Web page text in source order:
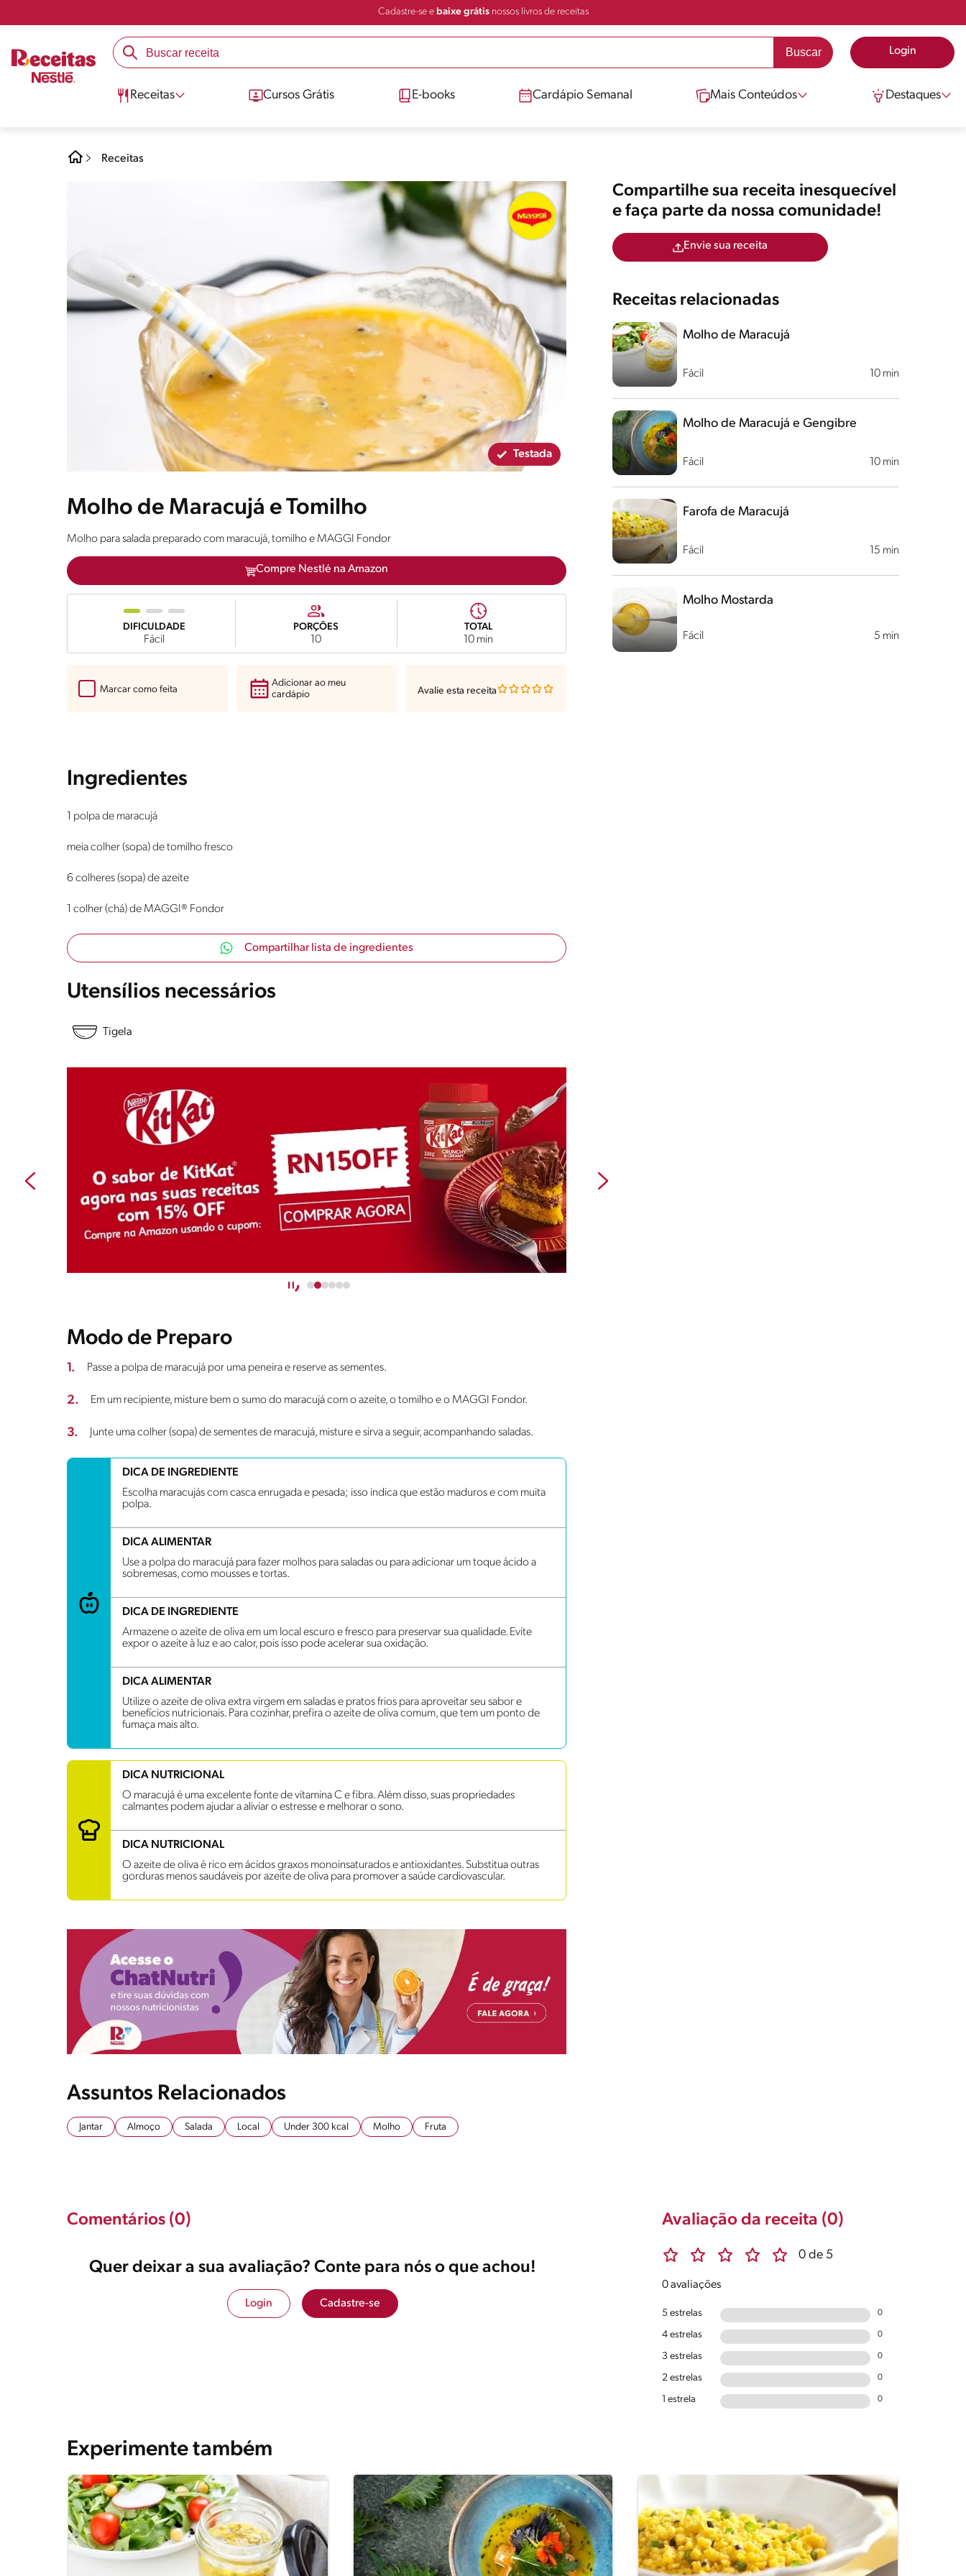
Cadastre-se e baixe grátisnossos livros de receitas
Login
Receitas Cursos Grátis E-books Cardápio Semanal Mais Conteúdos Destaques
Receitas
Testada
Molho de Maracujá e Tomilho
Molho para salada preparado com maracujá, tomilho e MAGGI Fondor
Compre Nestlé na Amazon
DIFICULDADE
Fácil
PORÇÕES
10
TOTAL
10 min
Marcar como feita
Adicionar ao meu
cardápio
Avalie esta receita
Ingredientes
1 polpa de maracujá
meia colher (sopa) de tomilho fresco
6 colheres (sopa) de azeite
1 colher (chá) de MAGGI® Fondor
Compartilhar lista de ingredientes
Utensílios necessários
Tigela
Modo de Preparo
1. Passe a polpa de maracujá por uma peneira e reserve as sementes.
2. Em um recipiente, misture bem o sumo do maracujá com o azeite, o tomilho e o MAGGI Fondor.
3. Junte uma colher (sopa) de sementes de maracujá, misture e sirva a seguir, acompanhando saladas.
DICA DE INGREDIENTE
Escolha maracujás com casca enrugada e pesada; isso indica que estão maduros e com muita
polpa.
DICA ALIMENTAR
Use a polpa do maracujá para fazer molhos para saladas ou para adicionar um toque ácido a
sobremesas, como mousses e tortas.
DICA DE INGREDIENTE
Armazene o azeite de oliva em um local escuro e fresco para preservar sua qualidade. Evite
expor o azeite à luz e ao calor, pois isso pode acelerar sua oxidação.
DICA ALIMENTAR
Utilize o azeite de oliva extra virgem em saladas e pratos frios para aproveitar seu sabor e
benefícios nutricionais. Para cozinhar, prefira o azeite de oliva comum, que tem um ponto de
fumaça mais alto.
DICA NUTRICIONAL
O maracujá é uma excelente fonte de vitamina C e fibra. Além disso, suas propriedades
calmantes podem ajudar a aliviar o estresse e melhorar o sono.
DICA NUTRICIONAL
O azeite de oliva é rico em ácidos graxos monoinsaturados e antioxidantes. Substitua outras
gorduras menos saudáveis por azeite de oliva para promover a saúde cardiovascular.
Assuntos Relacionados
Jantar Almoço Salada Local Under 300 kcal Molho Fruta
Compartilhe sua receita inesquecível
e faça parte da nossa comunidade!
Envie sua receita
Receitas relacionadas
Fácil 10 min
Molho de Maracujá
Fácil 10 min
Molho de Maracujá e Gengibre
Fácil 15 min
Farofa de Maracujá
Fácil 5 min
Molho Mostarda
Avaliação da receita (0)
0 de 5
0 avaliações
5 estrelas 0
4 estrelas 0
3 estrelas 0
2 estrelas 0
1 estrela 0
Comentários (0)
Quer deixar a sua avaliação? Conte para nós o que achou!
Login Cadastre-se
Experimente também